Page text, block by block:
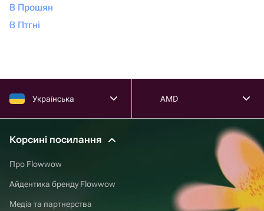
В Прошян
В Птгні
Українська AMD
Корсині посилання
Про Flowwow
Айдентика бренду Flowwow
Медіа та партнерства